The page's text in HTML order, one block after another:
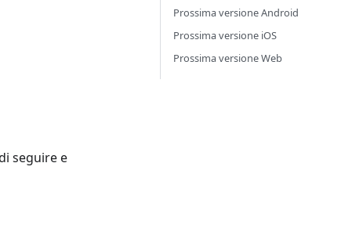
seguire e
Prossima versione Android
Prossima versione iOS
Prossima versione Web